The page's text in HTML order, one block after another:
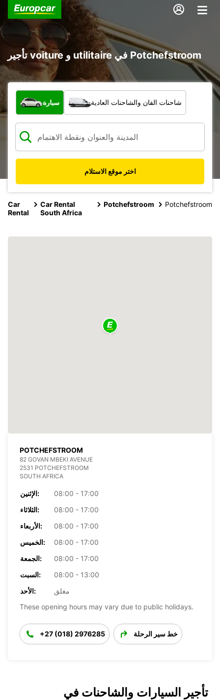
تأجير voiture و utilitaire في Potchefstroom
ما نوع المركبة؟
سيارة شاحنات الفان والشاحنات العادية
اختر موقع الاستلام
Car
Rental
Car Rental
South Africa
Potchefstroom Potchefstroom
POTCHEFSTROOM
82 GOVAN MBEKI AVENUE
2531 POTCHEFSTROOM
SOUTH AFRICA
الإثنين:
08:00 - 17:00
الثلاثاء:
08:00 - 17:00
الأربعاء:
08:00 - 17:00
الخميس:
08:00 - 17:00
الجمعة:
08:00 - 17:00
السبت:
08:00 - 13:00
الأحد:
مغلق
These opening hours may vary due to public holidays.
+27 (018) 2976285 خط سير الرحلة
تأجير السيارات والشاحنات في